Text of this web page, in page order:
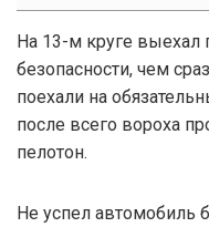
На 13-м круге выехал
безопасности, чем
поехали на
после всего вороха
пелотон.
Не успел автомобиль